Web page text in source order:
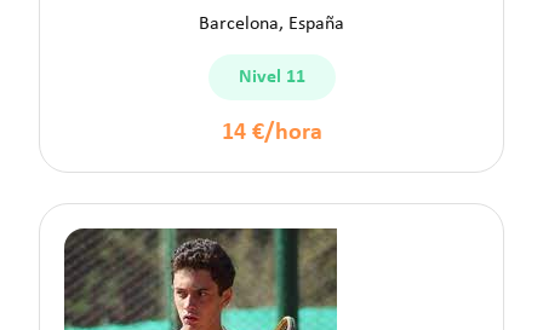
Barcelona, España
Nivel 11
14 €/hora